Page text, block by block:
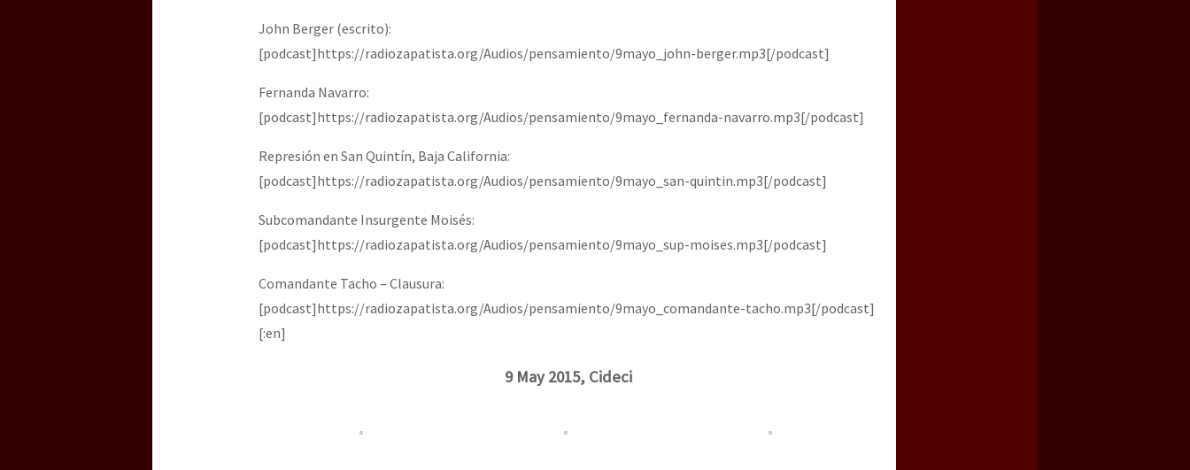
John Berger (escrito):
[podcast]https://radiozapatista.org/Audios/pensamiento/9mayo_john-berger.mp3[/podcast]
Fernanda Navarro:
[podcast]https://radiozapatista.org/Audios/pensamiento/9mayo_fernanda-navarro.mp3[/podcast]
Represión en San Quintín, Baja California:
[podcast]https://radiozapatista.org/Audios/pensamiento/9mayo_san-quintin.mp3[/podcast]
Subcomandante Insurgente Moisés:
[podcast]https://radiozapatista.org/Audios/pensamiento/9mayo_sup-moises.mp3[/podcast]
Comandante Tacho – Clausura:
[podcast]https://radiozapatista.org/Audios/pensamiento/9mayo_comandante-tacho.mp3[/podcast]
[:en]
9 May 2015, Cideci